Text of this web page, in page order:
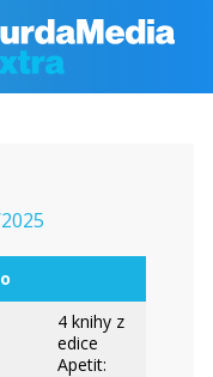
4 knihy z
edice
Apetit: